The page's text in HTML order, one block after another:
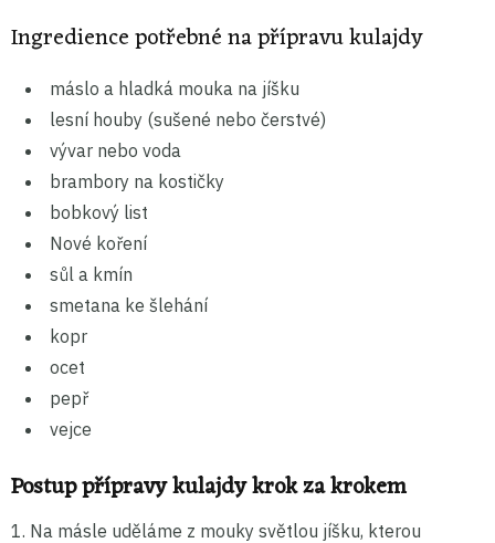
Ingredience potřebné na přípravu kulajdy
máslo a hladká mouka na jíšku
lesní houby (sušené nebo čerstvé)
vývar nebo voda
brambory na kostičky
bobkový list
Nové koření
sůl a kmín
smetana ke šlehání
kopr
ocet
pepř
vejce
Postup přípravy kulajdy krok za krokem
1. Na másle uděláme z mouky světlou jíšku, kterou